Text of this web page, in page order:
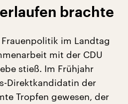
brachte
im Landtag
mit der CDU
stieß. Im Frühjahr
Direktkandidatin der
Tropfen gewesen, der